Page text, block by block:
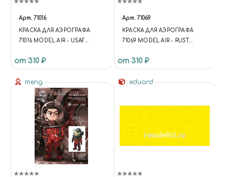
Арт. 71016
КРАСКА ДЛЯ АЭРОГРАФА
71016 MODEL AIR - USAF
от 310 ₽
Арт. 71069
КРАСКА ДЛЯ АЭРОГРАФА
71069 MODEL AIR - RUST
от 310 ₽
meng eduard